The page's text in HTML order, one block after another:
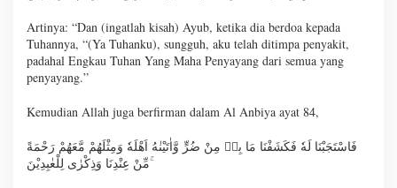
Artinya: “Dan (ingatlah kisah) Ayub, ketika dia berdoa kepada
Tuhannya, “(Ya Tuhanku), sungguh, aku telah ditimpa penyakit,
padahal Engkau Tuhan Yang Maha Penyayang dari semua yang
penyayang.”
Kemudian Allah juga berfirman dalam Al Anbiya ayat 84,
فَاسْتَجَبْنَا لَهٗ فَكَشَفْنَا مَا بِهٖ مِنْ ضُرٍّ وَّاٰتَيْنٰهُ اَهْلَهٗ وَمِثْلَهُمْ مَّعَهُمْ رَحْمَةً
مِّنْ عِنْدِنَا وَذِكْرٰى لِلْعٰبِدِيْنَ ۚ